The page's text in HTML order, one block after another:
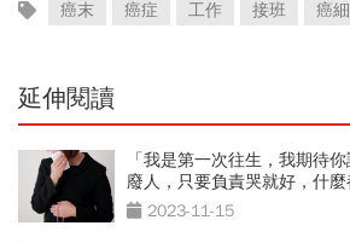
癌末 癌症 工作 接班 癌
延伸閱讀
「我是第一次往生，我期待
廢人，只要負責哭就好，什麼
2023-11-15